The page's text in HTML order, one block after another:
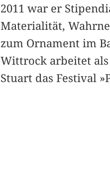
2011 war er
Materialität,
zum Ornament im
Wittrock arbeitet
Stuart das Festival